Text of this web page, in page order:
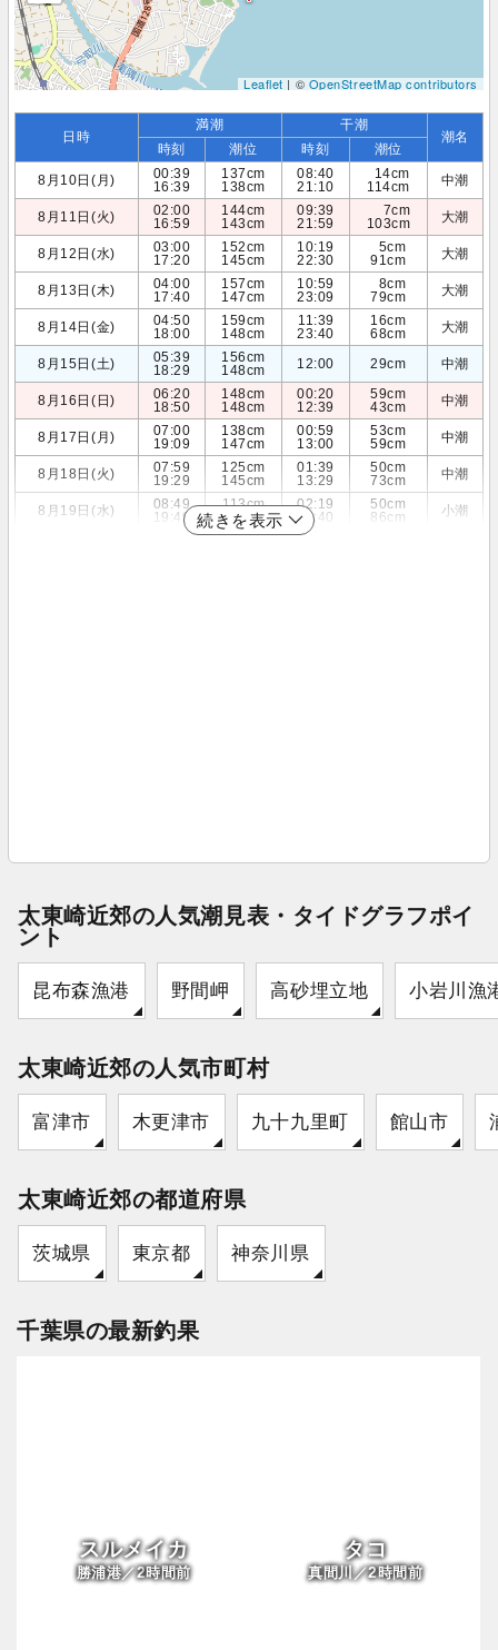
Leaflet| ©OpenStreetMap contributors
日時
満潮 干潮
潮名
時刻 潮位 時刻
潮位
8月10日(月)
00:39
16:39
137cm
138cm
08:40
21:10
14cm
114cm
中潮
8月11日(火)
02:00
16:59
144cm
143cm
09:39
21:59
7cm
103cm
大潮
8月12日(水)
03:00
17:20
152cm
145cm
10:19
22:30
5cm
91cm
大潮
8月13日(木)
04:00
17:40
157cm
147cm
10:59
23:09
8cm
79cm
大潮
8月14日(金)
04:50
18:00
159cm
148cm
11:39
23:40
16cm
68cm
大潮
8月15日(土)
05:39
18:29
156cm
148cm
12:00 29cm 中潮
8月16日(日)
06:20
18:50
148cm
148cm
00:20
12:39
59cm
43cm
中潮
8月17日(月)
07:00
19:09
138cm
147cm
00:59
13:00
53cm
59cm
中潮
8月18日(火)
07:59
19:29
125cm
145cm
01:39
13:29
50cm
73cm
中潮
8月19日(水)
08:49
19:49
113cm
142cm
02:19
13:40
50cm
86cm
小潮
続きを表示
太東崎近郊の人気潮見表・タイドグラフポイ
ント
昆布森漁港 野間岬 高砂埋立地 小岩川漁
太東崎近郊の人気市町村
富津市 木更津市 九十九里町 館山市
太東崎近郊の都道府県
茨城県 東京都 神奈川県
千葉県の最新釣果
スルメイカ
勝浦港／2時間前
タコ
真間川／2時間前